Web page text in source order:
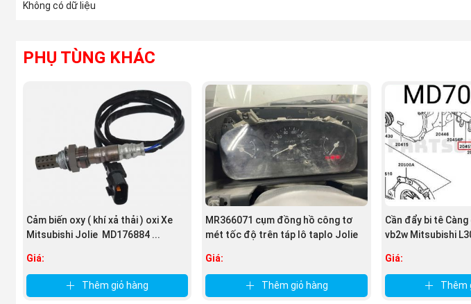
(Ốp sườn xe Mitsubishi JOLIE nguồn
Một số lưu ý khi chọn mua Ốp sườn xe Mitsubishi JOLIE hàng CHÍNH HÃNG:
Tem nhãn: Theo đúng tiêu chuẩn Mitsubishi
Bao bì: sản phẩm được đựng trong bầu theo tiêu chuẩn của Mitsubishi morto.
Đường nét sản phẩm sắc sảo, rõ nét. không có nhựa thừa, không trầy xước.
Không có dữ liệu
PHỤ TÙNG KHÁC
Cảm biến oxy ( khí xả thải ) oxi Xe
Mitsubishi Jolie MD176884 ...
Giá:
Thêm giỏ hàng
MR366071 cụm đồng hồ công tơ
mét tốc độ trên táp lô taplo Jolie
Giá:
Thêm giỏ hàng
Cần đẩy bi tê
vb2w Mitsubishi
Giá:
Thêm